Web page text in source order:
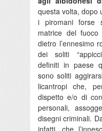
questa volta, dopo
i piromani forse
matrice del
dietro l’ennesimo
dei soliti
definiti in paese
sono soliti
licantropi che,
dispetto e/o di
personali,
disegni criminali.
infatti, che